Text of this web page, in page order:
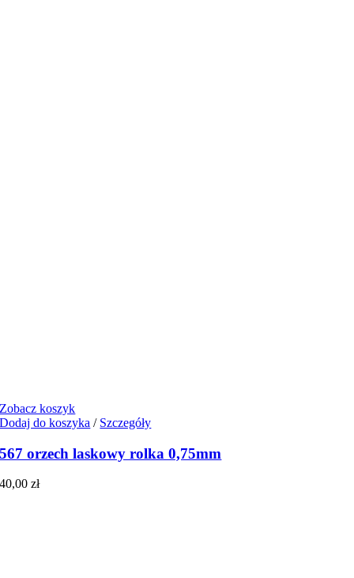
Zobacz koszyk
Dodaj do koszyka / Szczegóły
567 orzech laskowy rolka 0,75mm
40,00zł